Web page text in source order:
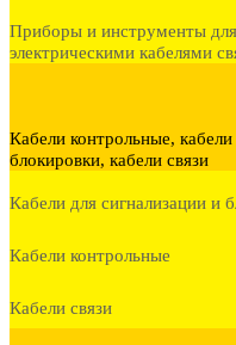
Приборы и инструменты
электрическими кабелями
Кабели контрольные,
блокировки, кабели связи
Кабели для сигнализации и
Кабели контрольные
Кабели связи